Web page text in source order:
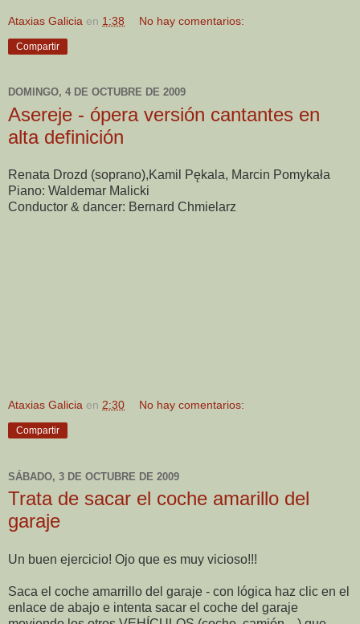
Ataxias Galicia en 1:38 No hay comentarios:
Compartir
DOMINGO, 4 DE OCTUBRE DE 2009
Asereje - ópera versión cantantes en
alta definición
Renata Drozd (soprano),Kamil Pękala, Marcin Pomykała
Piano: Waldemar Malicki
Conductor & dancer: Bernard Chmielarz
Ataxias Galicia en 2:30 No hay comentarios:
Compartir
SÁBADO, 3 DE OCTUBRE DE 2009
Trata de sacar el coche amarillo del
garaje
Un buen ejercicio! Ojo que es muy vicioso!!!
Saca el coche amarrillo del garaje - con lógica haz clic en el
enlace de abajo e intenta sacar el coche del garaje